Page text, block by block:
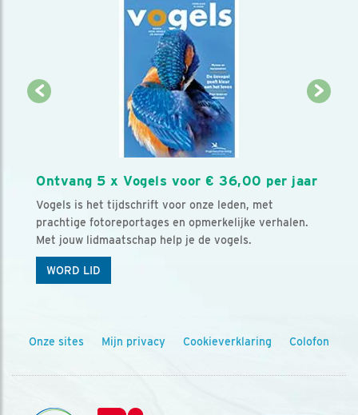
Ontvang 5 x Vogels voor € 36,00 per jaar
Vogels is het tijdschrift voor onze leden, met
prachtige fotoreportages en opmerkelijke verhalen.
Met jouw lidmaatschap help je de vogels.
WORD LID
Onze sites Mijn privacy Cookieverklaring Colofon